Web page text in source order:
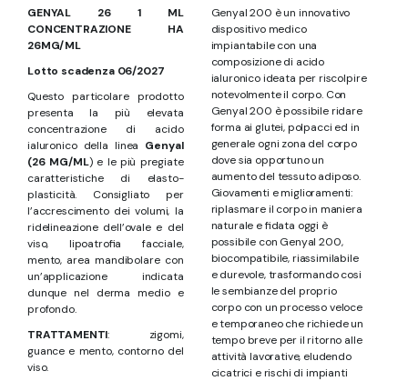
GENYAL 26 1 ML
CONCENTRAZIONE HA
26MG/ML
Lotto scadenza 06/2027
Questo particolare prodotto
presenta la più elevata
concentrazione di acido
ialuronico della linea Genyal
(26 MG/ML) e le più pregiate
caratteristiche di elasto-
plasticità. Consigliato per
l’accrescimento dei volumi, la
ridelineazione dell’ovale e del
viso, lipoatrofia facciale,
mento, area mandibolare con
un’applicazione indicata
dunque nel derma medio e
profondo.
TRATTAMENTI: zigomi,
guance e mento, contorno del
viso.
Genyal 200 è un innovativo
dispositivo medico
impiantabile con una
composizione di acido
ialuronico ideata per riscolpire
notevolmente il corpo. Con
Genyal 200 è possibile ridare
forma ai glutei, polpacci ed in
generale ogni zona del corpo
dove sia opportuno un
aumento del tessuto adiposo.
Giovamenti e miglioramenti:
riplasmare il corpo in maniera
naturale e fidata oggi è
possibile con Genyal 200,
biocompatibile, riassimilabile
e durevole, trasformando cosi
le sembianze del proprio
corpo con un processo veloce
e temporaneo che richiede un
tempo breve per il ritorno alle
attività lavorative, eludendo
cicatrici e rischi di impianti